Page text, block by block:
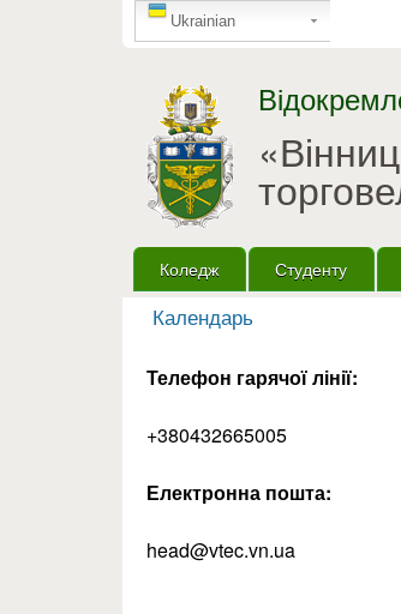
GTranslate
Ukrainian
Головне меню
Коледж Студенту
Ви є тут
Календарь
Телефон гарячої лінії:
+380432665005
Електронна пошта:
head@vtec.vn.ua